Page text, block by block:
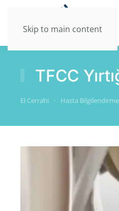
Skip to main content
TFCC
El Cerrahi Hasta Bilgilendirme